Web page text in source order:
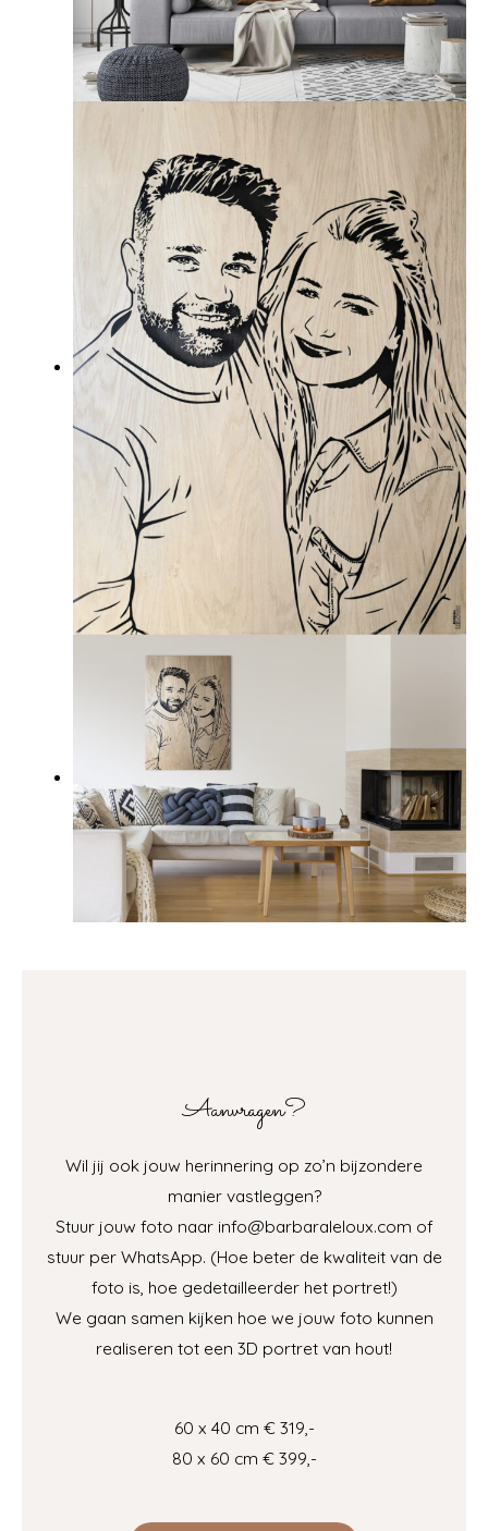
Aanvragen?
Wil jij ook jouw herinnering op zo’n bijzondere
manier vastleggen?
Stuur jouw foto naar info@barbaraleloux.com of
stuur per WhatsApp. (Hoe beter de kwaliteit van de
foto is, hoe gedetailleerder het portret!)
We gaan samen kijken hoe we jouw foto kunnen
realiseren tot een 3D portret van hout!
60 x 40 cm € 319,-
80 x 60 cm € 399,-